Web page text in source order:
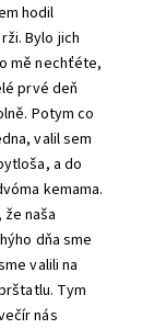
hodil
Bylo jich
mě nechťéte,
prvé deň
Potym co
,valil sem
a do
kemama.
naša
dňa sme
valili na
Tym
nás